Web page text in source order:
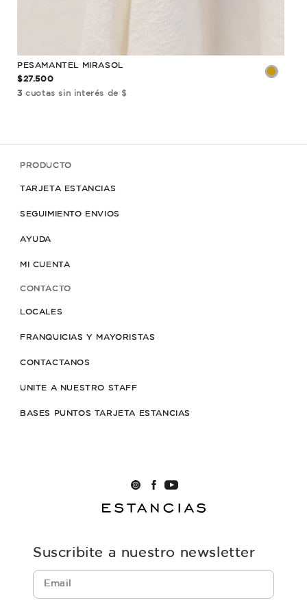
PESAMANTEL MIRASOL
$27.500
3 cuotas sin interés de $
PRODUCTO
TARJETA ESTANCIAS
SEGUIMIENTO ENVIOS
AYUDA
MI CUENTA
CONTACTO
LOCALES
FRANQUICIAS Y MAYORISTAS
CONTACTANOS
UNITE A NUESTRO STAFF
BASES PUNTOS TARJETA ESTANCIAS
Suscribite a nuestro newsletter